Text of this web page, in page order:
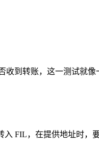
到转账，这一测试就像
FIL，在提供地址时，